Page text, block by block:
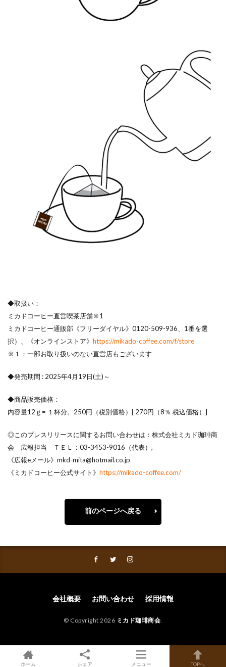
◆取扱い：
ミカドコーヒー直営喫茶店舗※1
ミカドコーヒー通販部《フリーダイヤル》0120-509-936、1番を選
択）、《オンラインストア》 https://mikado-coffee.com/f/store
※１：一部お取り扱いのない直営店もございます
◆発売期間 : 2025年4月19日(土)～
◆商品販売価格：
内容量12ｇ= １杯分。250円（税別価格）[ 270円（8％ 税込価格）]
◎このプレスリリースに関するお問い合わせは：株式会社ミカド珈琲商
会 広報担当 ＴＥＬ：03-3453-9016（代表）,
《広報eメール》mkd-mita@hotmail.co.jp
《ミカドコーヒー公式サイト》 https://mikado-coffee.com/
前のページへ戻る
会社概要 お問い合わせ 採用情報
© Copyright 2026 ミカド珈琲商会.
ホーム シェア メニュー TOPへ